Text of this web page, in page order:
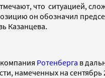
что ситуацией,
он обозначил
Казанцева.
Ротенберга в
намеченных на сентябрь